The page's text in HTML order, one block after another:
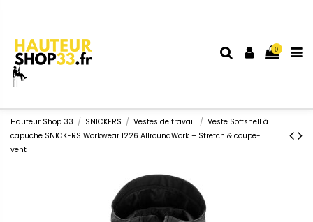
0
Hauteur Shop 33 SNICKERS Vestes de travail
Veste Softshell à
capuche SNICKERS Workwear 1226 AllroundWork – Stretch & coupe-
vent